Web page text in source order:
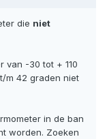
die niet
van -30 tot + 110
m 42 graden niet
in de ban
worden. Zoeken